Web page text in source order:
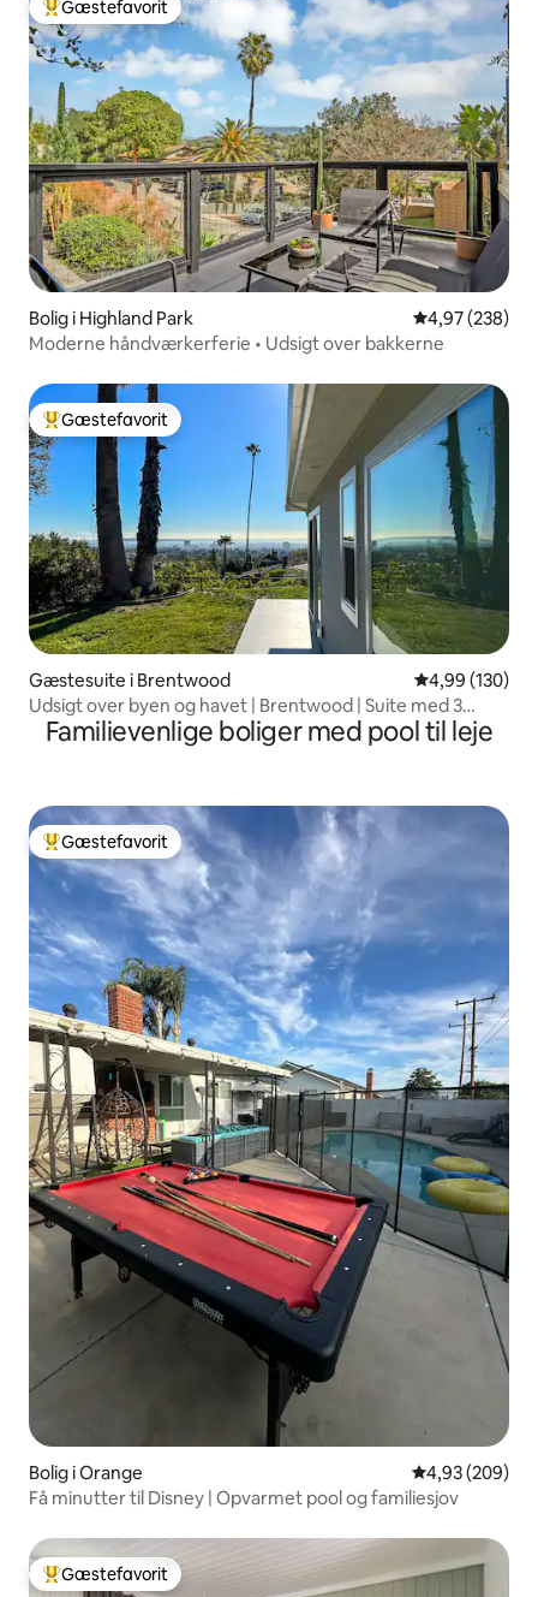
Bedste gæstefavorit
Gæstefavorit
Bolig i Highland Park 4,97 ud af 5 i
4,97 (238)
Moderne håndværkerferie • Udsigt over bakkerne
Bedste gæstefavorit
Gæstefavorit
Gæstesuite i Brentwood 4,99 ud af 5 i
4,99 (130)
Udsigt over byen og havet | Brentwood | Suite med 3
soveværelser
Familievenlige boliger med pool til leje
Bedste gæstefavorit
Gæstefavorit
Bolig i Orange 4,93 ud af 5 i
4,93 (209)
Få minutter til Disney | Opvarmet pool og familiesjov
Bedste gæstefavorit
Gæstefavorit